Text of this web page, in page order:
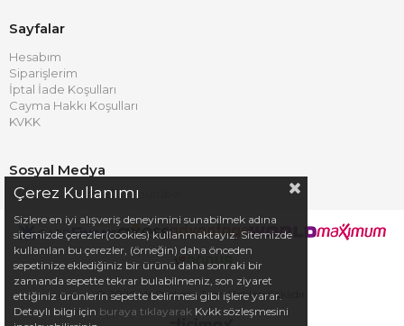
Sayfalar
Hesabım
Siparişlerim
İptal İade Koşulları
Cayma Hakkı Koşulları
KVKK
Sosyal Medya
Instagram Youtube
© 2026 Mr.Sticker - Tüm Hakları Saklıdır.
Çerez Kullanımı
Sizlere en iyi alışveriş deneyimini sunabilmek adına
sitemizde çerezler(cookies) kullanmaktayız. Sitemizde
kullanılan bu çerezler, (örneğin) daha önceden
sepetinize eklediğiniz bir ürünü daha sonraki bir
zamanda sepette tekrar bulabilmeniz, son ziyaret
ettiğiniz ürünlerin sepette belirmesi gibi işlere yarar.
Detaylı bilgi için buraya tıklayarak Kvkk sözleşmesini